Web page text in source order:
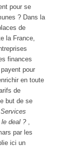
pour se
? Dans la
de
la France,
finances
pour
en toute
de
but de se
Services
deal ?,
par les
ici un